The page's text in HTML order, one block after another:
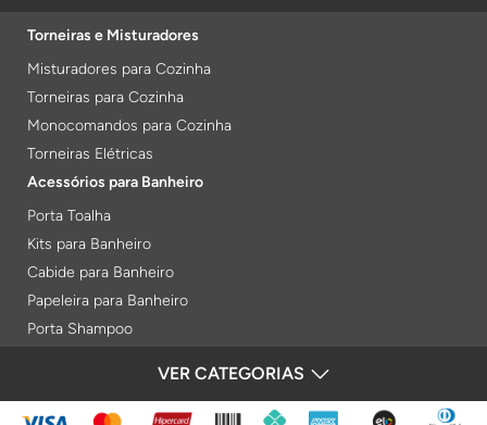
Torneiras e Misturadores
Misturadores para Cozinha
Torneiras para Cozinha
Monocomandos para Cozinha
Torneiras Elétricas
Acessórios para Banheiro
Porta Toalha
Kits para Banheiro
Cabide para Banheiro
Papeleira para Banheiro
Porta Shampoo
Porta Toalha Aquecido
VER CATEGORIAS
FORMAS DE PAGAMENTO